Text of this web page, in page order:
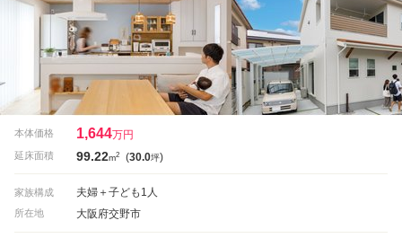
本体価格 1,644万円
延床面積 99.22m2 (30.0坪)
家族構成 夫婦＋子ども1人
所在地 大阪府交野市